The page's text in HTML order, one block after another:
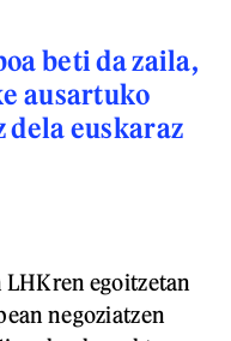
beti da zaila,
ausartuko
dela euskaraz
LHKren egoitzetan
negoziatzen